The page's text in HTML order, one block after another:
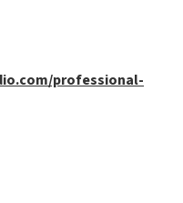
professional-